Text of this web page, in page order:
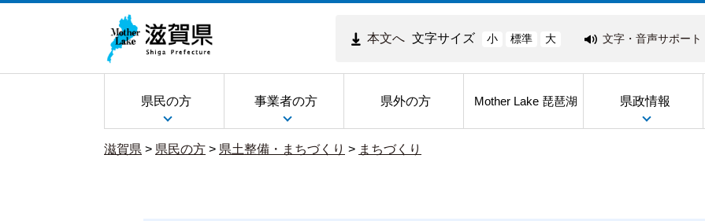
本文へ 文字サイズ 小 標準 大 文字・音声サポート
県民の方 事業者の方 県外の方 Mother Lake 琵琶湖 県政情報
滋賀県 > 県民の方 > 県土整備・まちづくり > まちづくり